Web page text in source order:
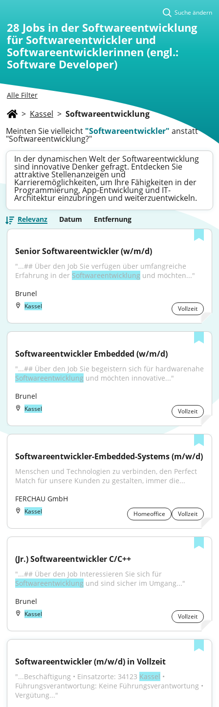
Alle Filter
Suche ändern
28 Jobs in der Softwareentwicklung
für Softwareentwickler und
Softwareentwicklerinnen (engl.:
Software Developer)
> Kassel > Softwareentwicklung
Meinten Sie vielleicht "Softwareentwickler" anstatt
"Softwareentwicklung?"
In der dynamischen Welt der Softwareentwicklung
sind innovative Denker gefragt. Entdecken Sie
attraktive Stellenanzeigen und
Karrieremöglichkeiten, um Ihre Fähigkeiten in der
Programmierung, App-Entwicklung und IT-
Architektur einzubringen und weiterzuentwickeln.
Relevanz Datum Entfernung
Senior Softwareentwickler (w/m/d)
"...## Über den Job Sie verfügen über umfangreiche
Erfahrung in der Softwareentwicklung und möchten..."
Brunel
Kassel Vollzeit
Softwareentwickler Embedded (w/m/d)
Softwareentwicklung und möchten innovative..."
Brunel
Kassel Vollzeit
Softwareentwickler-Embedded-Systems (m/w/d)
Menschen und Technologien zu verbinden, den Perfect
Match für unsere Kunden zu gestalten, immer die...
FERCHAU GmbH
Kassel Homeoffice Vollzeit
(Jr.) Softwareentwickler C/C++
Softwareentwicklung und sind sicher im Umgang..."
Brunel
Kassel Vollzeit
Softwareentwickler (m/w/d) in Vollzeit
"...Beschäftigung • Einsatzorte: 34123 Kassel •
Führungsverantwortung: Keine Führungsverantwortung •
Vergütung..."